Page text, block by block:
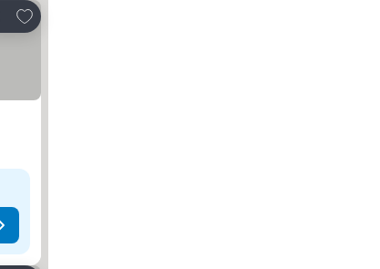
Lisää suosikkeihin